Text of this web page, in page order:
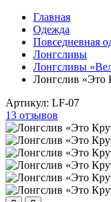
Главная
Одежда
Повседневная
Лонгсливы
Лонгсливы
Лонгслив «Это
Артикул: LF-07
13 отзывов